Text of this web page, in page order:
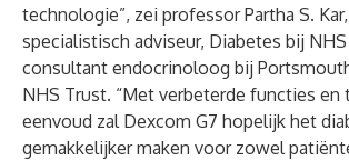
technologie”, zei professor Partha S.
specialistisch adviseur, Diabetes bij
consultant endocrinoloog bij
NHS Trust. “Met verbeterde functies en
eenvoud zal Dexcom G7 hopelijk het
gemakkelijker maken voor zowel